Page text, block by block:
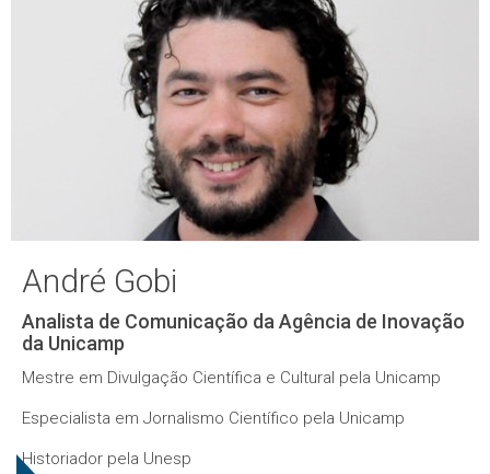
André Gobi
Analista de Comunicação da Agência de Inovação
da Unicamp
Mestre em Divulgação Científica e Cultural pela Unicamp
Especialista em Jornalismo Científico pela Unicamp
Historiador pela Unesp